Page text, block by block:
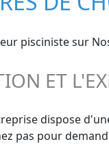
pisciniste sur
ET
dispose
pas pour